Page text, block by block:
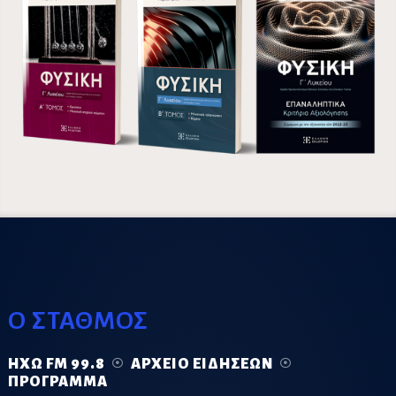
Ο ΣΤΑΘΜΟΣ
ΗΧΏ FM 99.8
ΑΡΧΕΊΟ ΕΙΔΉΣΕΩΝ
ΠΡΌΓΡΑΜΜΑ